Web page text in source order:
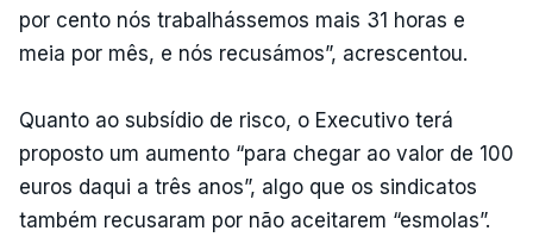
por cento nós trabalhássemos mais 31 horas e
meia por mês, e nós recusámos”, acrescentou.
Quanto ao subsídio de risco, o Executivo terá
proposto um aumento “para chegar ao valor de 100
euros daqui a três anos”, algo que os sindicatos
também recusaram por não aceitarem “esmolas”.